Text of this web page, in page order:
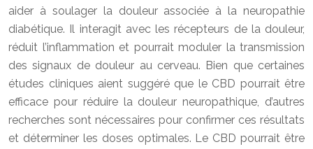
aider à soulager la douleur associée à la neuropathie
diabétique. Il interagit avec les récepteurs de la douleur,
réduit l’inflammation et pourrait moduler la transmission
des signaux de douleur au cerveau. Bien que certaines
études cliniques aient suggéré que le CBD pourrait être
efficace pour réduire la douleur neuropathique, d’autres
recherches sont nécessaires pour confirmer ces résultats
et déterminer les doses optimales. Le CBD pourrait être